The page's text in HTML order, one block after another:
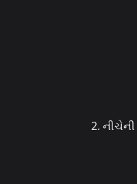
નીચેની